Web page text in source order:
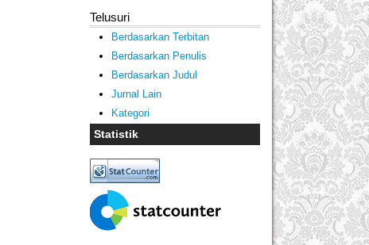
Telusuri
Berdasarkan Terbitan
Berdasarkan Penulis
Berdasarkan Judul
Jurnal Lain
Kategori
Statistik